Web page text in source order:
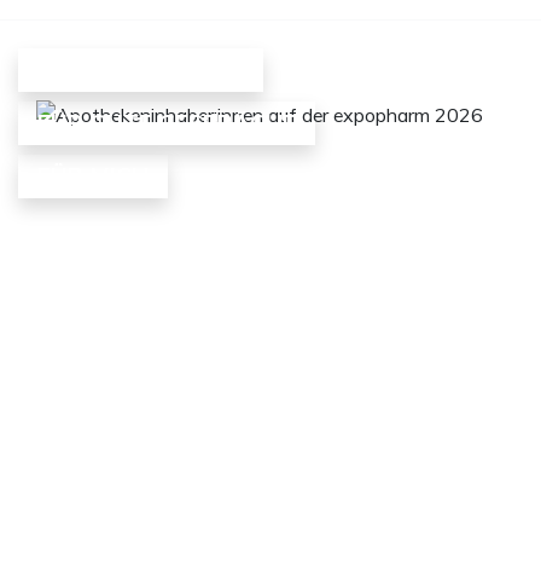
FÜR GUTE GESPRÄCHE